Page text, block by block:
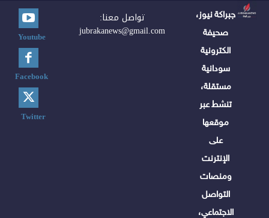
جبراكة نيوز،
صحيفة
الكترونية
سودانية
مستقلة،
تنشط عبر
موقعها
على
الإنترنت
ومنصات
التواصل
الاجتماعي،
تواصل معنا:
jubrakanews@gmail.com
Youtube
Facebook
Twitter